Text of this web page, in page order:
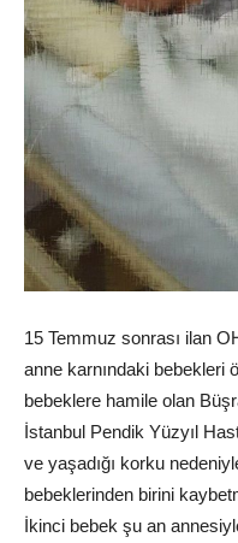
15 Temmuz sonrası ilan
anne karnındaki bebekleri
bebeklere hamile olan
İstanbul Pendik Yüzyıl
ve yaşadığı korku
bebeklerinden birini
İkinci bebek şu an